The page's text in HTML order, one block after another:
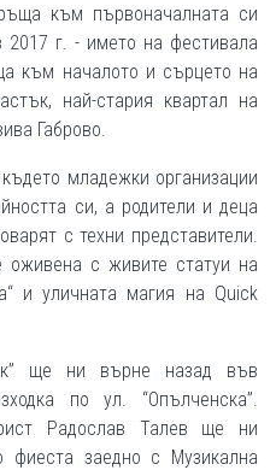
към първоначалната си
2017 г. - името на фестивала
към началото и сърцето на
най-стария квартал на
Габрово.
младежки организации
си, а родители и деца
с техни представители.
оживена с живите статуи на
и уличната магия на Quick
ще ни върне назад във
по ул. “Опълченска”.
Радослав Талев ще ни
фиеста заедно с Музикална